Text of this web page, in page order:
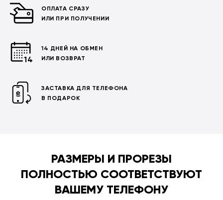
ОПЛАТА СРАЗУ
ИЛИ ПРИ ПОЛУЧЕНИИ
14 ДНЕЙ НА ОБМЕН
ИЛИ ВОЗВРАТ
ЗАСТАВКА ДЛЯ ТЕЛЕФОНА
В ПОДАРОК
РАЗМЕРЫ И ПРОРЕЗЫ
ПОЛНОСТЬЮ СООТВЕТСТВУЮТ
ВАШЕМУ ТЕЛЕФОНУ